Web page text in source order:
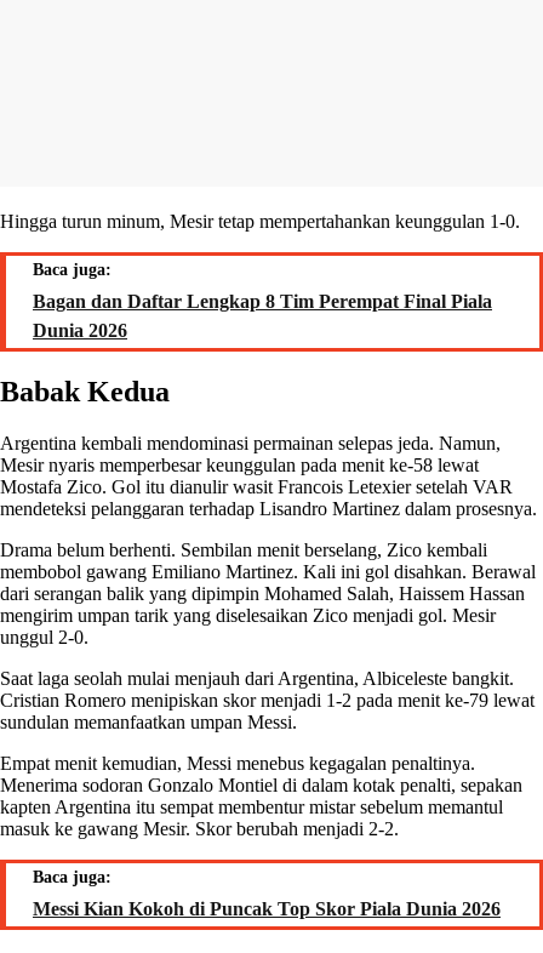
Hingga turun minum, Mesir tetap mempertahankan keunggulan 1-0.
Baca juga:
Bagan dan Daftar Lengkap 8 Tim Perempat Final Piala
Dunia 2026
Babak Kedua
Argentina kembali mendominasi permainan selepas jeda. Namun,
Mesir nyaris memperbesar keunggulan pada menit ke-58 lewat
Mostafa Zico. Gol itu dianulir wasit Francois Letexier setelah VAR
mendeteksi pelanggaran terhadap Lisandro Martinez dalam prosesnya.
Drama belum berhenti. Sembilan menit berselang, Zico kembali
membobol gawang Emiliano Martinez. Kali ini gol disahkan. Berawal
dari serangan balik yang dipimpin Mohamed Salah, Haissem Hassan
mengirim umpan tarik yang diselesaikan Zico menjadi gol. Mesir
unggul 2-0.
Saat laga seolah mulai menjauh dari Argentina, Albiceleste bangkit.
Cristian Romero menipiskan skor menjadi 1-2 pada menit ke-79 lewat
sundulan memanfaatkan umpan Messi.
Empat menit kemudian, Messi menebus kegagalan penaltinya.
Menerima sodoran Gonzalo Montiel di dalam kotak penalti, sepakan
kapten Argentina itu sempat membentur mistar sebelum memantul
masuk ke gawang Mesir. Skor berubah menjadi 2-2.
Baca juga:
Messi Kian Kokoh di Puncak Top Skor Piala Dunia 2026